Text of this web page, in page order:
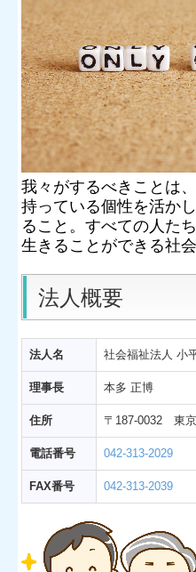
ひまわりばたけ
グループホームこなつ
かすみそう
スタッフ募集
新卒採用について
我々がするべきことは
持っている個性を活か
ること。すべての人た
生きることができる社
法人概要
法人名 社会福祉法人 小
理事長 本多 正博
住所 〒187-0032 東
電話番号 042-313-2029
FAX番号 042-313-2039